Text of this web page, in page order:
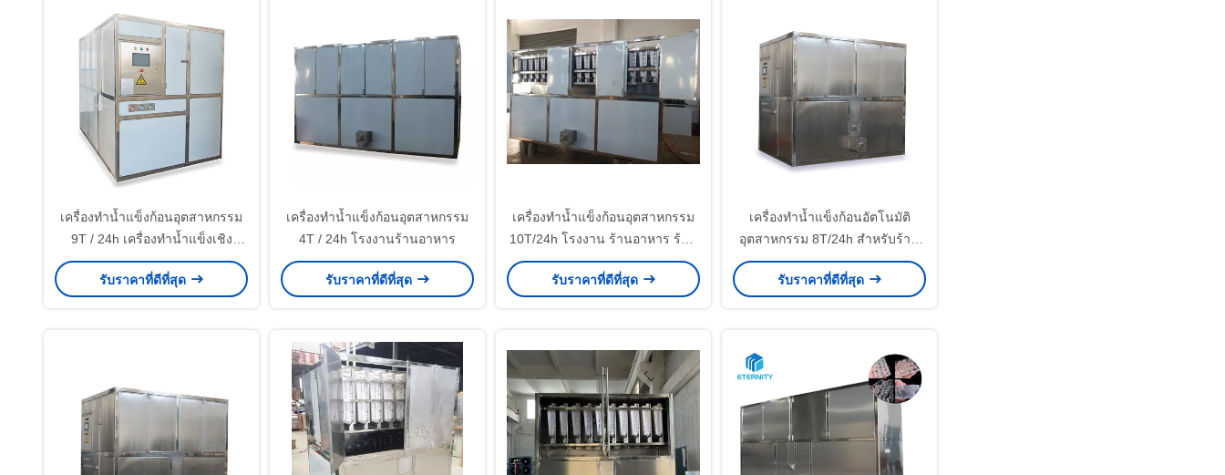
เครื่องทำน้ำแข็งก้อนอุตสาหกรรม
9T / 24h เครื่องทำน้ำแข็งเชิง
พาณิชย์อัตโนมัติสำหรับบ้าน / ร้าน
อาหาร / ร้านค้า / ดื่ม / บาร์
รับราคาที่ดีที่สุด
เครื่องทำน้ำแข็งก้อนอุตสาหกรรม
4T / 24h โรงงานร้านอาหาร
รับราคาที่ดีที่สุด
เครื่องทำน้ำแข็งก้อนอุตสาหกรรม
10T/24h โรงงาน ร้านอาหาร ร้าน
ค้า 3P
รับราคาที่ดีที่สุด
เครื่องทำน้ำแข็งก้อนอัตโนมัติ
อุตสาหกรรม 8T/24h สำหรับร้าน
กาแฟเครื่องดื่มอุตสาหกรรม
โรงน้ำแข็ง
รับราคาที่ดีที่สุด